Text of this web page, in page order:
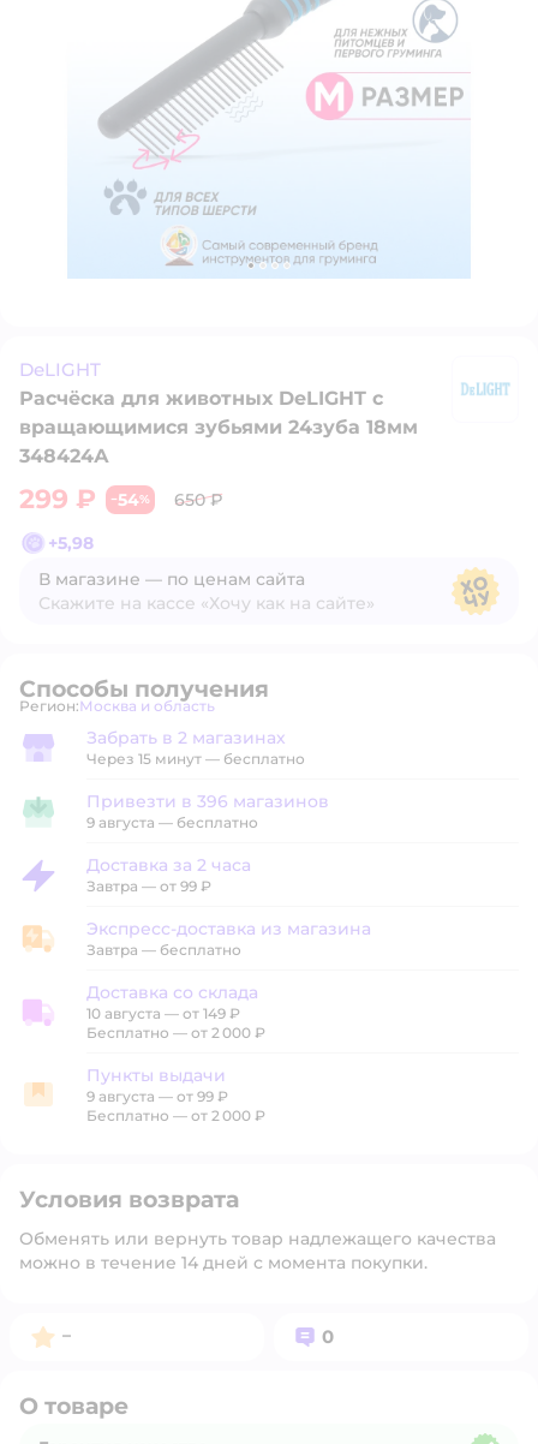
DeLIGHT
Расчёска для животных DeLIGHT c
вращающимися зубьями 24зуба 18мм
348424А
299 ₽ −54%
650 ₽
+5,98
В магазине — по ценам сайта
Скажите на кассе «Хочу как на сайте»
Способы получения
Регион: Выбор адреса доставки.
Москва и область
Забрать в магазине
Забрать в 2 магазинах
Через 15 минут — бесплатно
Привезти в магазин
Привезти в 396 магазинов
9 августа — бесплатно
Доставка за 2 часа
Доставка за 2 часа
Завтра — от 99 ₽
Экспресс-доставка из магазина
Экспресс-доставка из магазина
Завтра — бесплатно
Доставка со склада
Доставка со склада
10 августа — от 149 ₽
Бесплатно — от 2 000 ₽
Пункты выдачи
Пункты выдачи
9 августа — от 99 ₽
Бесплатно — от 2 000 ₽
Условия возврата
Обменять или вернуть товар надлежащего качества
можно в течение 14 дней с момента покупки.
Рейтинг:
– Вопросов:
0
О товаре